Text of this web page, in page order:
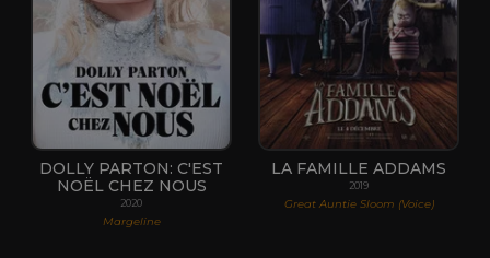
DOLLY PARTON: C'EST
NOËL CHEZ NOUS
2020
Margeline
LA FAMILLE ADDAMS
2019
Great Auntie Sloom (Voice)